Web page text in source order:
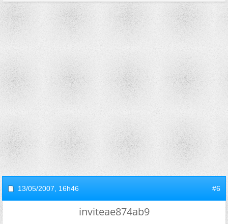
13/05/2007, 16h46 #6
inviteae874ab9